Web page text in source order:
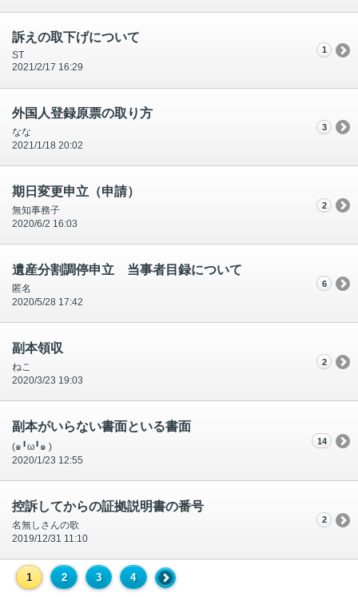
訴えの取下げについて
ST
2021/2/17 16:29
1
外国人登録原票の取り方
なな
2021/1/18 20:02
3
期日変更申立（申請）
無知事務子
2020/6/2 16:03
2
遺産分割調停申立 当事者目録について
匿名
2020/5/28 17:42
6
副本領収
ねこ
2020/3/23 19:03
2
副本がいらない書面といる書面
(๑╹ω╹๑ )
2020/1/23 12:55
14
控訴してからの証拠説明書の番号
名無しさんの歌
2019/12/31 11:10
2
1 2 3 4